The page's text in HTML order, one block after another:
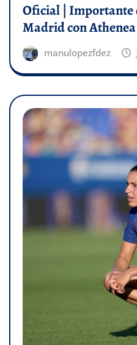
Oficial | Importante
Madrid con Athenea
manulopezfdez